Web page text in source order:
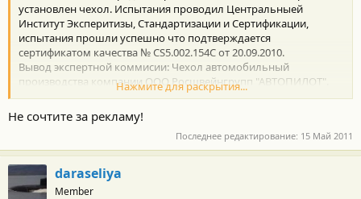
установлен чехол. Испытания проводил Центральныей
Институт Эксперитизы, Стандартизации и Сертификации,
испытания прошли успешно что подтверждается
сертификатом качества № CS5.002.154C от 20.09.2010.
Вывод экспертной коммисии: Чехол автомобильный
производства компании ООО Росшвейнгрупп "АВТОПИЛОТ".
Консрукция не препятствует срабатыванию подушки
Нажмите для раскрытия...
Не сочтите за рекламу!
Последнее редактирование: 15 Май 2011
daraseliya
Member